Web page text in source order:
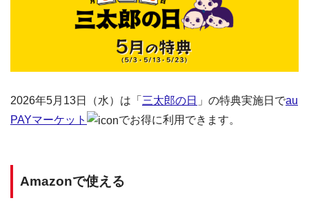
2026年5月13日（水）は「 三太郎の日 」の特典実施日でau
PAYマーケット
でお得に利用できます。
Amazonで使える